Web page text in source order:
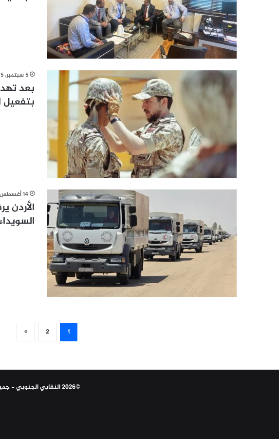
5 سبتمبر، 2025
بعد
بتفعيل
14 أغسطس، 2025
الأردن
1
2
»
©2026 النقابي الجنوبي - جميع الحقوق محفوظة عام 1956م 3 مارس تم تأسيس النقابة الجنوبية